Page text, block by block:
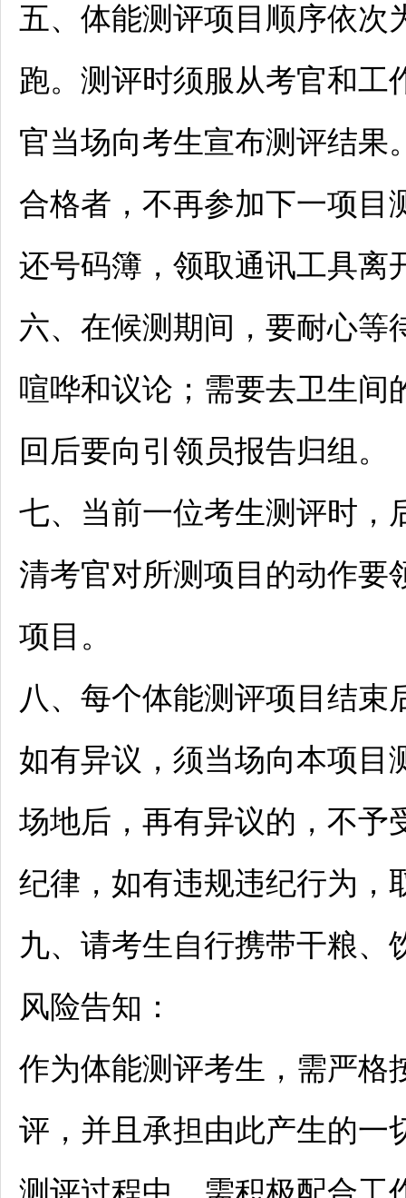
五、体能测评项目顺序依
跑。测评时须服从考官和工
官当场向考生宣布测评结果
合格者，不再参加下一项目
还号码簿，领取通讯工具离
六、在候测期间，要耐心等
喧哗和议论；需要去卫生间
回后要向引领员报告归组。
七、当前一位考生测评时，
清考官对所测项目的动作要
项目。
八、每个体能测评项目结
如有异议，须当场向本项目
场地后，再有异议的，不予
纪律，如有违规违纪行为，
九、请考生自行携带干粮、
风险告知：
作为体能测评考生，需严格
评，并且承担由此产生的一